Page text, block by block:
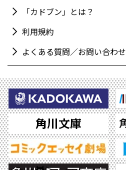
「カドブン」とは？
利用規約
よくある質問／お問い合わせ